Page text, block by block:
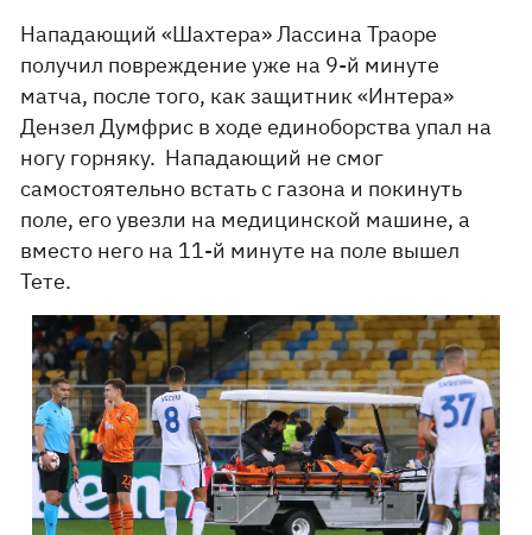
Нападающий «Шахтера» Лассина Траоре
получил повреждение уже на 9-й минуте
матча, после того, как защитник «Интера»
Дензел Думфрис в ходе единоборства упал на
ногу горняку. Нападающий не смог
самостоятельно встать с газона и покинуть
поле, его увезли на медицинской машине, а
вместо него на 11-й минуте на поле вышел
Тете.